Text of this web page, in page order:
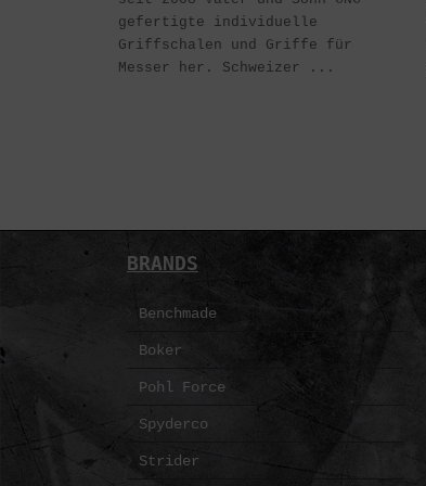
gefertigte individuelle
Griffschalen und Griffe für
Messer her. Schweizer ...
BRANDS
Benchmade
Boker
Pohl Force
Spyderco
Strider